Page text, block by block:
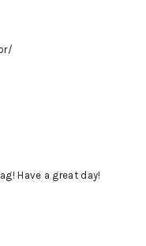
Have a great day!